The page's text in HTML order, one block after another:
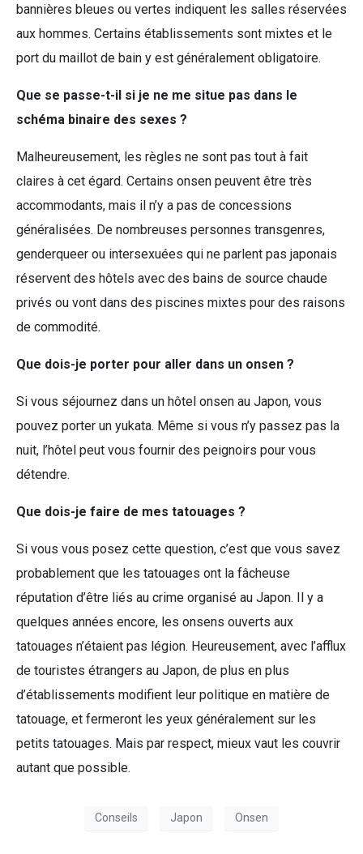
bannières bleues ou vertes indiquent les salles réservées
aux hommes. Certains établissements sont mixtes et le
port du maillot de bain y est généralement obligatoire.
Que se passe-t-il si je ne me situe pas dans le
schéma binaire des sexes ?
Malheureusement, les règles ne sont pas tout à fait
claires à cet égard. Certains onsen peuvent être très
accommodants, mais il n’y a pas de concessions
généralisées. De nombreuses personnes transgenres,
genderqueer ou intersexuées qui ne parlent pas japonais
réservent des hôtels avec des bains de source chaude
privés ou vont dans des piscines mixtes pour des raisons
de commodité.
Que dois-je porter pour aller dans un onsen ?
Si vous séjournez dans un hôtel onsen au Japon, vous
pouvez porter un yukata. Même si vous n’y passez pas la
nuit, l’hôtel peut vous fournir des peignoirs pour vous
détendre.
Que dois-je faire de mes tatouages ?
Si vous vous posez cette question, c’est que vous savez
probablement que les tatouages ont la fâcheuse
réputation d’être liés au crime organisé au Japon. Il y a
quelques années encore, les onsens ouverts aux
tatouages n’étaient pas légion. Heureusement, avec l’afflux
de touristes étrangers au Japon, de plus en plus
d’établissements modifient leur politique en matière de
tatouage, et fermeront les yeux généralement sur les
petits tatouages. Mais par respect, mieux vaut les couvrir
autant que possible.
Conseils Japon Onsen